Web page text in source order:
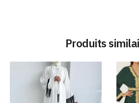
Produits